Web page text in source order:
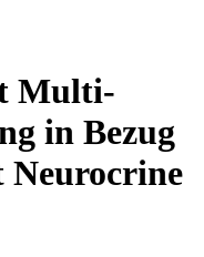
Multi-
in Bezug